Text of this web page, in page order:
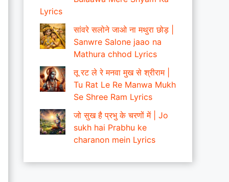
Lyrics
सांवरे सलोने जाओ ना मथुरा छोड़ |
Sanwre Salone jaao na
Mathura chhod Lyrics
तू रट ले रे मनवा मुख से श्रीराम |
Tu Rat Le Re Manwa Mukh
Se Shree Ram Lyrics
जो सुख है प्रभु के चरणों में | Jo
sukh hai Prabhu ke
charanon mein Lyrics